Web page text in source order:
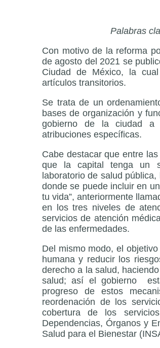
Palabras
Con motivo de la reforma
de agosto del 2021 se
Ciudad de México, la
artículos transitorios.
Se trata de un
bases de organización y
gobierno de la ciudad
atribuciones específicas.
Cabe destacar que entre
que la capital tenga un
laboratorio de salud
donde se puede incluir en
tu vida”, anteriormente
en los tres niveles de
servicios de atención
de las enfermedades.
Del mismo modo, el
humana y reducir los
derecho a la salud,
salud; así el gobierno
progreso de estos
reordenación de los
cobertura de los
Dependencias, Órganos y
Salud para el Bienestar